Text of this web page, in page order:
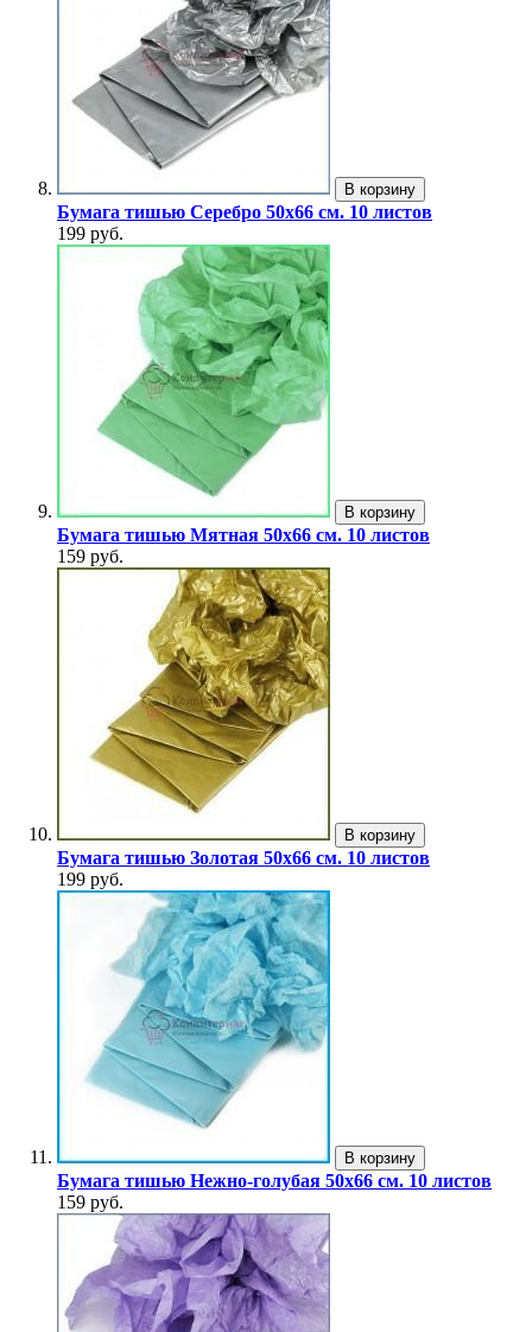
В корзину
Бумага тишью Серебро 50x66 см. 10 листов
199 руб.
В корзину
Бумага тишью Мятная 50x66 см. 10 листов
159 руб.
В корзину
Бумага тишью Золотая 50x66 см. 10 листов
199 руб.
В корзину
Бумага тишью Нежно-голубая 50x66 см. 10 листов
159 руб.